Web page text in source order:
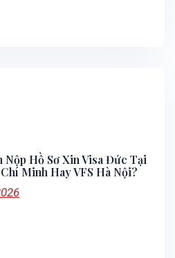
Nộp Hồ Sơ Xin Visa Đức Tại
Minh Hay VFS Hà Nội?